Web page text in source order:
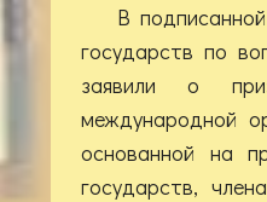
В
государств по
заявили о
международной
основанной на
государств,